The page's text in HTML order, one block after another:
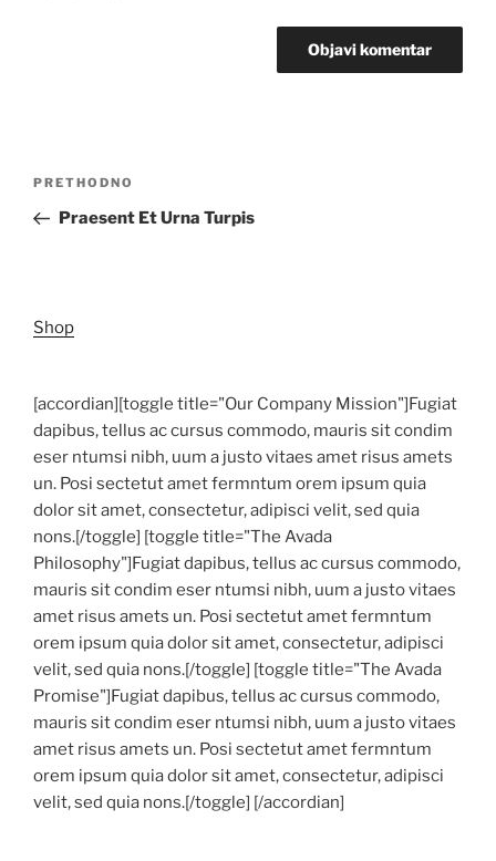
Navigacija
Prethodna
objava
PRETHODNO
Praesent Et Urna Turpis
Shop
[accordian][toggle title="Our Company Mission"]Fugiat
dapibus, tellus ac cursus commodo, mauris sit condim
eser ntumsi nibh, uum a justo vitaes amet risus amets
un. Posi sectetut amet fermntum orem ipsum quia
dolor sit amet, consectetur, adipisci velit, sed quia
nons.[/toggle] [toggle title="The Avada
Philosophy"]Fugiat dapibus, tellus ac cursus commodo,
mauris sit condim eser ntumsi nibh, uum a justo vitaes
amet risus amets un. Posi sectetut amet fermntum
orem ipsum quia dolor sit amet, consectetur, adipisci
velit, sed quia nons.[/toggle] [toggle title="The Avada
Promise"]Fugiat dapibus, tellus ac cursus commodo,
mauris sit condim eser ntumsi nibh, uum a justo vitaes
amet risus amets un. Posi sectetut amet fermntum
orem ipsum quia dolor sit amet, consectetur, adipisci
velit, sed quia nons.[/toggle] [/accordian]